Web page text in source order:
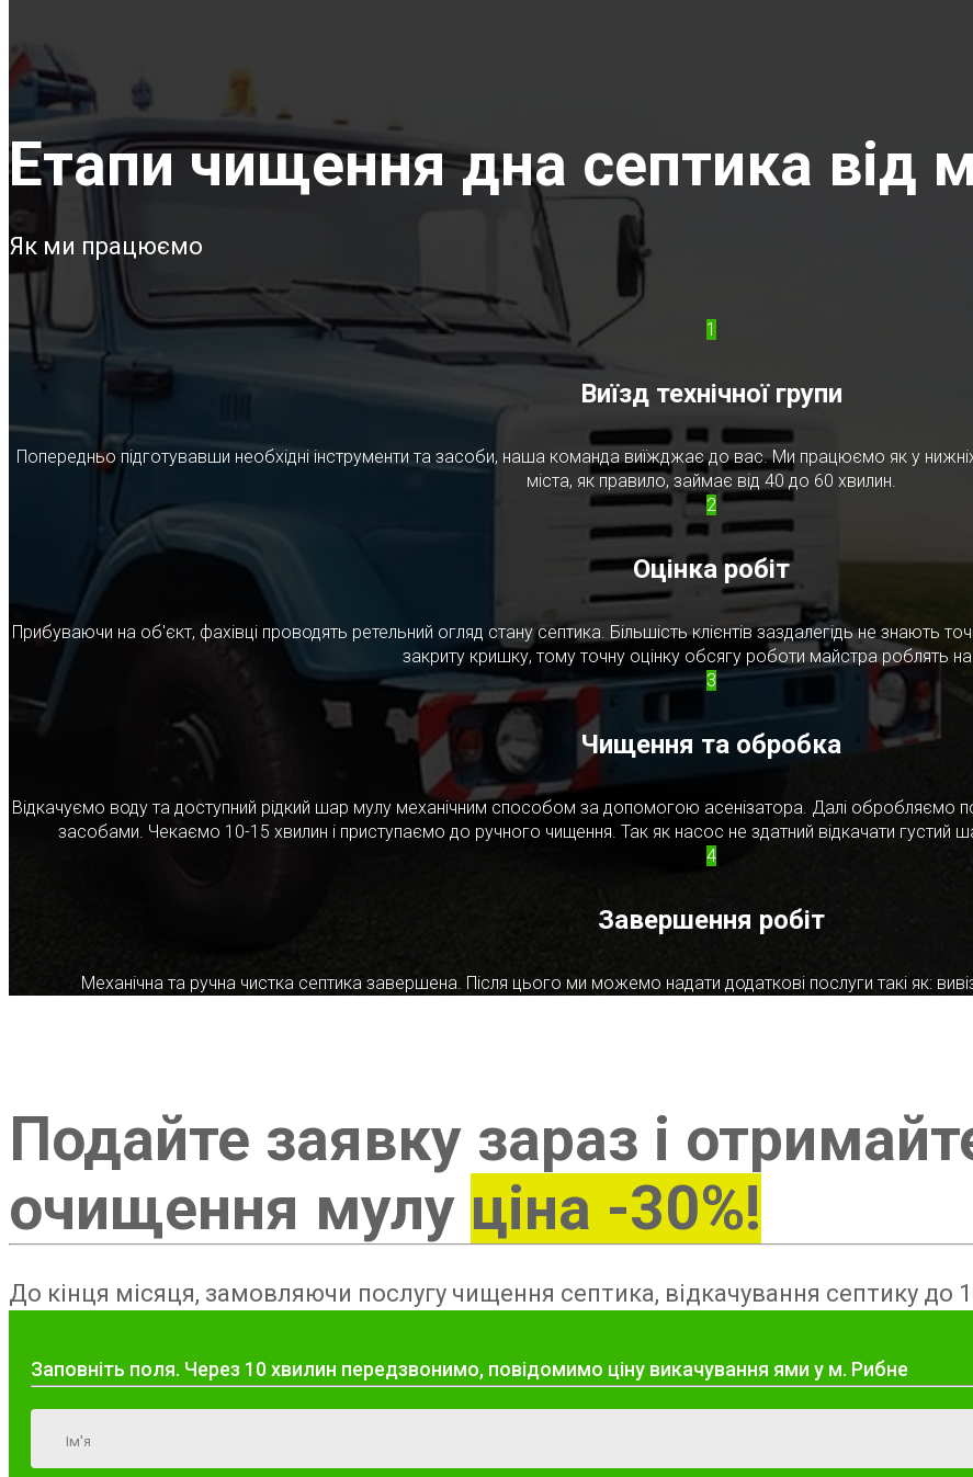
Етапи чищення дна септика від
Як ми працюємо
1
Виїзд технічної групи
Попередньо підготувавши необхідні інструменти та засоби, наша команда виїжджає до вас. Ми працюємо як у
міста, як правило, займає від 40 до 60 хвилин.
2
Оцінка робіт
Прибуваючи на об'єкт, фахівці проводять ретельний огляд стану септика. Більшість клієнтів заздалегідь не знають
закриту кришку, тому точну оцінку обсягу роботи майстра роблять на
3
Чищення та обробка
Відкачуємо воду та доступний рідкий шар мулу механічним способом за допомогою асенізатора. Далі обробляємо
засобами. Чекаємо 10-15 хвилин і приступаємо до ручного чищення. Так як насос не здатний відкачати
4
Завершення робіт
Механічна та ручна чистка септика завершена. Після цього ми можемо надати додаткові послуги такі як:
Подайте заявку зараз і
очищення мулу ціна -30%!
До кінця місяця, замовляючи послугу чищення септика, відкачування септику до
Заповніть поля. Через 10 хвилин передзвонимо, повідомимо ціну викачування ями у м. Рибне